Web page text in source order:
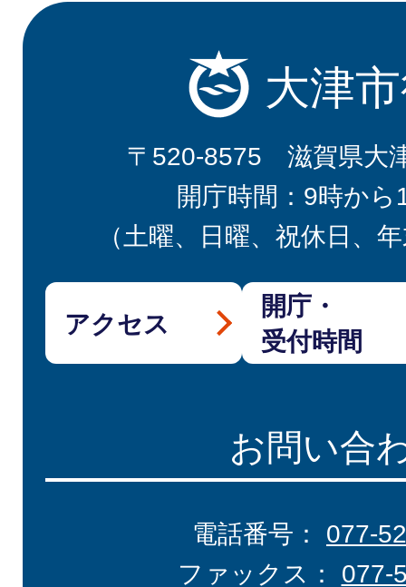
大津
〒520-8575 滋賀県大
開庁時間：9時から
（土曜、日曜、祝休日、
アクセス
開庁・
受付時間
お問い合
電話番号： 077-
ファックス： 077-